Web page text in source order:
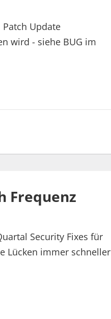
Update
wird - siehe BUG im
Frequenz
Security Fixes für
Lücken immer schneller